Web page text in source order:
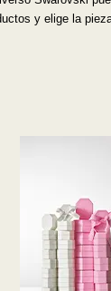
y elige la